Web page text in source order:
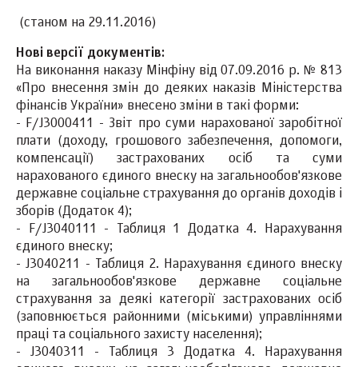
(станом на 29.11.2016)
Нові версії документів:
На виконання наказу Мінфіну від 07.09.2016 р. № 813
«Про внесення змін до деяких наказів Міністерства
фінансів України» внесено зміни в такі форми:
- F/J3000411 - Звіт про суми нарахованої заробітної
плати (доходу, грошового забезпечення, допомоги,
компенсації) застрахованих осіб та суми
нарахованого єдиного внеску на загальнообов'язкове
державне соціальне страхування до органів доходів і
зборів (Додаток 4);
- F/J3040111 - Таблиця 1 Додатка 4. Нарахування
єдиного внеску;
- J3040211 - Таблиця 2. Нарахування єдиного внеску
на загальнообов'язкове державне соціальне
страхування за деякі категорії застрахованих осіб
(заповнюється районними (міськими) управліннями
праці та соціального захисту населення);
- J3040311 - Таблиця 3 Додатка 4. Нарахування